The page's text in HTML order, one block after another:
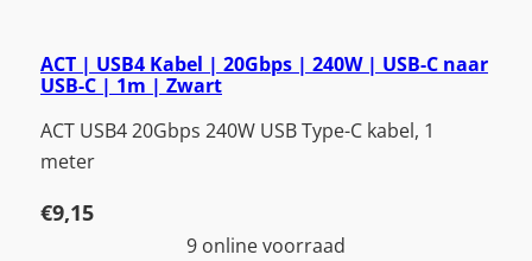
ACT | USB4 Kabel | 20Gbps | 240W | USB-C naar
USB-C | 1m | Zwart
ACT USB4 20Gbps 240W USB Type-C kabel, 1
meter
€9,15
9 online voorraad